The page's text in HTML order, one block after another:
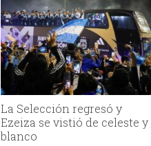
La Selección regresó y
Ezeiza se vistió de celeste y
blanco